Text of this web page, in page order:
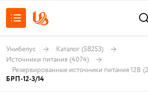
Унибелус Каталог (58253)
Источники питания (4074)
Резервированные источники питания 12В
БРП-12-3/14